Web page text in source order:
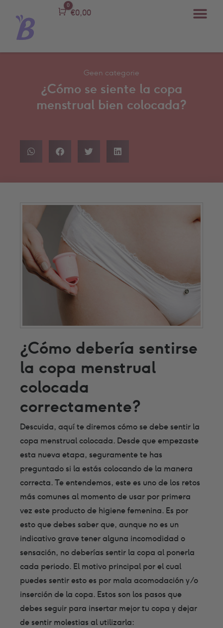
Carro
0
€0,00
Geen categorie
¿Cómo se siente la copa
menstrual bien colocada?
¿Cómo debería sentirse
la copa menstrual
colocada
correctamente?
Descuida, aquí te diremos cómo se debe sentir la
copa menstrual colocada. Desde que empezaste
esta nueva etapa, seguramente te has
preguntado si la estás colocando de la manera
correcta. Te entendemos, este es uno de los retos
más comunes al momento de usar por primera
vez este producto de higiene femenina. Es por
esto que debes saber que, aunque no es un
indicativo grave tener alguna incomodidad o
sensación, no deberías sentir la copa al ponerla
cada periodo. El motivo principal por el cual
puedes sentir esto es por mala acomodación y/o
inserción de la copa. Estos son los pasos que
debes seguir para insertar mejor tu copa y dejar
de sentir molestias al utilizarla: